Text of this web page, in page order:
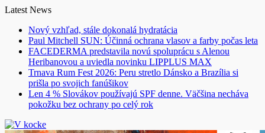
Skip
content
Latest News
Nový vzhľad, stále dokonalá hydratácia
Paul Mitchell SUN: Účinná ochrana vlasov a farby počas leta
FACEDERMA predstavila novú spoluprácu s Alenou
Heribanovou a uviedla novinku LIPPLUS MAX
Trnava Rum Fest 2026: Peru stretlo Dánsko a Brazília si
prišla po svojich fanúšikov
Len 4 % Slovákov používajú SPF denne. Väčšina necháva
pokožku bez ochrany po celý rok